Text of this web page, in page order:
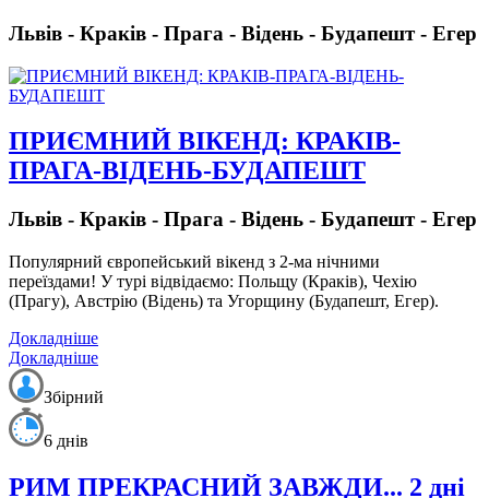
Львів - Краків - Прага - Відень - Будапешт - Егер
ПРИЄМНИЙ ВІКЕНД: КРАКІВ-
ПРАГА-ВІДЕНЬ-БУДАПЕШТ
Львів - Краків - Прага - Відень - Будапешт - Егер
Популярний європейський вікенд з 2-ма нічними
переїздами! У турі відвідаємо: Польщу (Краків), Чехію
(Прагу), Австрію (Відень) та Угорщину (Будапешт, Егер).
Докладніше
Докладніше
Збірний
6 днів
РИМ ПРЕКРАСНИЙ ЗАВЖДИ... 2 дні